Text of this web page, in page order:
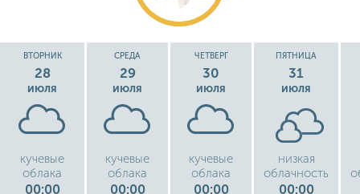
ВТОРНИК
28
июля
кучевые
облака
00:00
СРЕДА
29
июля
кучевые
облака
00:00
ЧЕТВЕРГ
30
июля
кучевые
облака
00:00
ПЯТНИЦА
31
июля
низкая
облачность
00:00